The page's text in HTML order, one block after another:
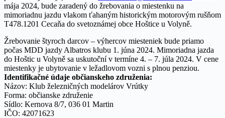
mája 2024, bude zaradený do žrebovania o miestenku na
mimoriadnu jazdu vlakom ťahaným historickým motorovým rušňom
T478.1201 Cecaňa do svetoznámej obce Hoštice u Volyně.
Žrebovanie štyroch darcov – výhercov miesteniek bude priamo
počas MDD jazdy Albatros klubu 1. júna 2024. Mimoriadna jazda
do Hoštic u Volyně sa uskutoční v termíne 4. – 7. júla 2024. V cene
miestenky je ubytovanie v ležadlovom vozni s plnou penziou.
Identifikačné údaje občianskeho združenia:
Názov: Klub železničných modelárov Vrútky
Forma: občianske združenie
Sídlo: Kernova 8/7, 036 01 Martin
IČO: 42071623